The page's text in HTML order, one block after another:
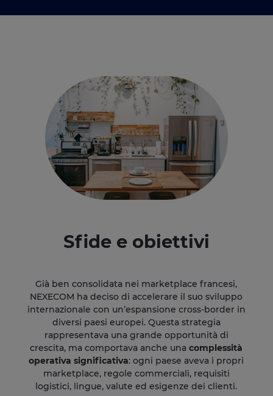
Sfide e obiettivi
Già ben consolidata nei marketplace francesi,
NEXECOM ha deciso di accelerare il suo sviluppo
internazionale con un’espansione cross-border in
diversi paesi europei. Questa strategia
rappresentava una grande opportunità di
crescita, ma comportava anche unacomplessità
operativa significativa: ogni paese aveva i propri
marketplace, regole commerciali, requisiti
logistici, lingue, valute ed esigenze dei clienti.